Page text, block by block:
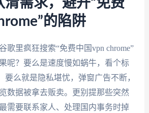
的陷阱
歌里疯狂搜索“免费中国vpn chrome”
呢？要么是速度慢如蜗牛，看个标
要么就是隐私堪忧，弹窗广告不断，
数据被拿去贩卖。更别提那些突然
需要联系家人、处理国内事务时掉